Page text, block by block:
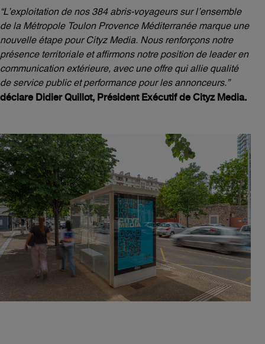
“L’exploitation de nos 384 abris-voyageurs sur l’ensemble
de la Métropole Toulon Provence Méditerranée marque une
nouvelle étape pour Cityz Media. Nous renforçons notre
présence territoriale et affirmons notre position de leader en
communication extérieure, avec une offre qui allie qualité
de service public et performance pour les annonceurs.”
déclare Didier Quillot, Président Exécutif de Cityz Media.